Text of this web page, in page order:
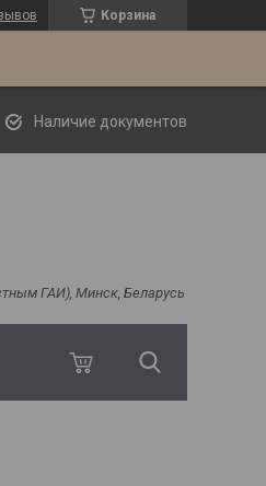
Корзина
Наличие документов
ГАИ), Минск, Беларусь